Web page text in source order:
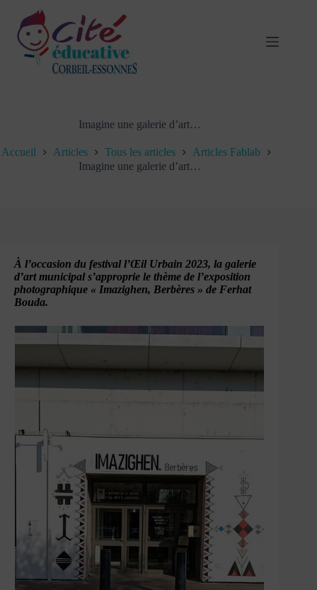
contenu
Imagine une galerie d’art…
Accueil Articles Tous les articles
Articles Fablab
Imagine une galerie d’art…
À l’occasion du festival l’Œil Urbain 2023, la galerie
d’art municipal s’approprie le thème de l’exposition
photographique « Imazighen, Berbères » de Ferhat
Bouda.